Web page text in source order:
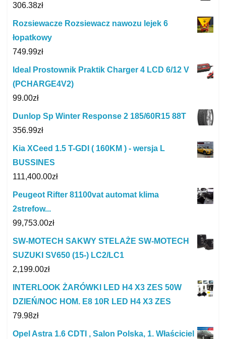
306.38zł
Rozsiewacze Rozsiewacz nawozu lejek 6
łopatkowy
749.99zł
Ideal Prostownik Praktik Charger 4 LCD 6/12 V
(PCHARGE4V2)
99.00zł
Dunlop Sp Winter Response 2 185/60R15 88T
356.99zł
Kia XCeed 1.5 T-GDI ( 160KM ) - wersja L
BUSSINES
111,400.00zł
Peugeot Rifter 81100vat automat klima
2strefow...
99,753.00zł
SW-MOTECH SAKWY STELAŻE SW-MOTECH
SUZUKI SV650 (15-) LC2/LC1
2,199.00zł
INTERLOOK ŻARÓWKI LED H4 X3 ZES 50W
DZIEŃ/NOC HOM. E8 10R LED H4 X3 ZES
79.98zł
Opel Astra 1.6 CDTI , Salon Polska, 1. Właściciel